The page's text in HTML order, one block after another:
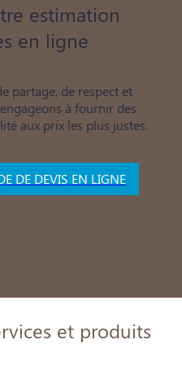
estimation
en ligne
partage, de respect et
à fournir des
aux prix les plus justes.
DE DEVIS EN LIGNE
et produits